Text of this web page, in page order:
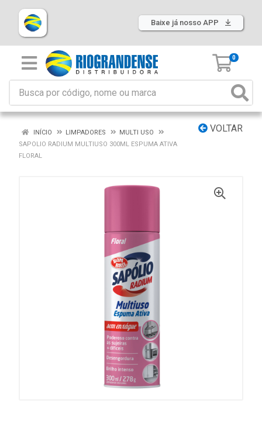
Baixe já nosso APP
0
VOLTAR
INÍCIO LIMPADORES
MULTI USO
SAPOLIO RADIUM MULTIUSO 300ML ESPUMA ATIVA
FLORAL